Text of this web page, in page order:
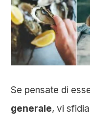
Se pensate di
generale, vi